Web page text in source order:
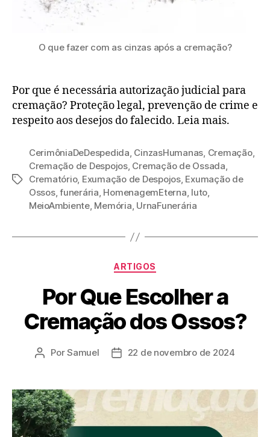
O que fazer com as cinzas após a cremação?
Por que é necessária autorização judicial para
cremação? Proteção legal, prevenção de crime e
respeito aos desejos do falecido. Leia mais.
CerimôniaDeDespedida, CinzasHumanas, Cremação,
Cremação de Despojos, Cremação de Ossada,
Crematório, Exumação de Despojos, Exumação de
Ossos,funerária, HomenagemEterna, luto,
MeioAmbiente, Memória, UrnaFunerária
ARTIGOS
Por Que Escolher a
Cremação dos Ossos?
PorSamuel 22 de novembro de 2024